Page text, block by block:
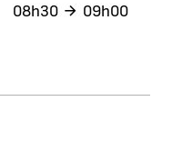
08h30 09h00